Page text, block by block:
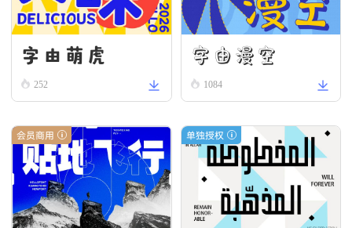
字由萌虎
252
字由漫空
1084
会员商用 单独授权